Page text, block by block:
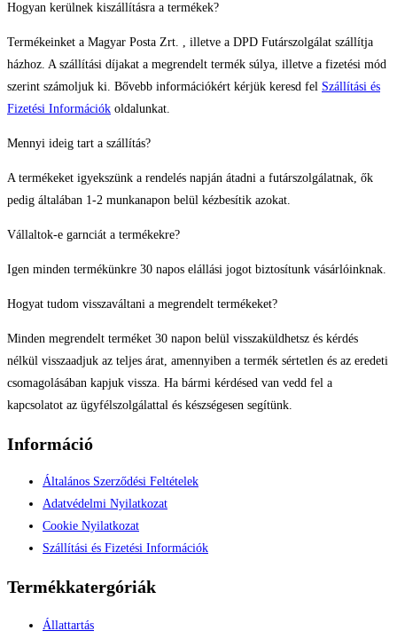
Hogyan kerülnek kiszállításra a termékek?
Termékeinket a Magyar Posta Zrt. , illetve a DPD Futárszolgálat szállítja
házhoz. A szállítási díjakat a megrendelt termék súlya, illetve a fizetési mód
szerint számoljuk ki. Bővebb információkért kérjük keresd fel Szállítási és
Fizetési Információk oldalunkat.
Mennyi ideig tart a szállítás?
A termékeket igyekszünk a rendelés napján átadni a futárszolgálatnak, ők
pedig általában 1-2 munkanapon belül kézbesítik azokat.
Vállaltok-e garnciát a termékekre?
Igen minden termékünkre 30 napos elállási jogot biztosítunk vásárlóinknak.
Hogyat tudom visszaváltani a megrendelt termékeket?
Minden megrendelt terméket 30 napon belül visszaküldhetsz és kérdés
nélkül visszaadjuk az teljes árat, amennyiben a termék sértetlen és az eredeti
csomagolásában kapjuk vissza. Ha bármi kérdésed van vedd fel a
kapcsolatot az ügyfélszolgálattal és készségesen segítünk.
Információ
Általános Szerződési Feltételek
Adatvédelmi Nyilatkozat
Cookie Nyilatkozat
Szállítási és Fizetési Információk
Termékkatergóriák
Állattartás